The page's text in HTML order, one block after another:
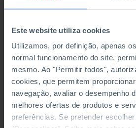
Este website utiliza cookies
Utilizamos, por definição, apenas
normal funcionamento do site,
mesmo. Ao "Permitir todos",
cookies, que permitem
navegação, avaliar o desempenho
melhores ofertas de produtos e
preferências. Se pretender
Estonia
Finland
France
Greece
Hungary
Ireland
Italy
Latvia